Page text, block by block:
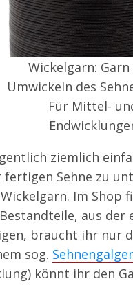
Wickelgarn: Garn
Umwickeln des
Für Mittel-
ziemlich
Sehne zu
Im Shop
aus
braucht ihr nur
sog.
könnt ihr den